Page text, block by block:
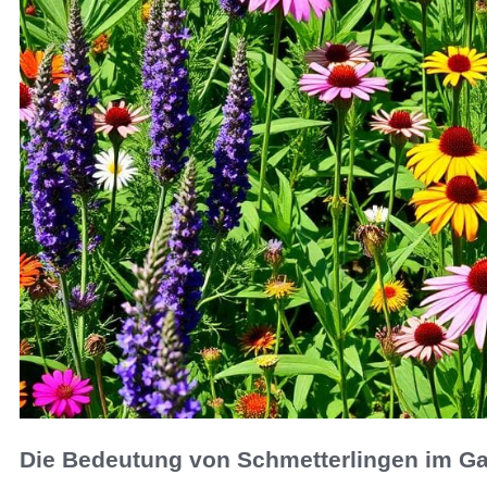
Die Bedeutung von Schmetterlingen im